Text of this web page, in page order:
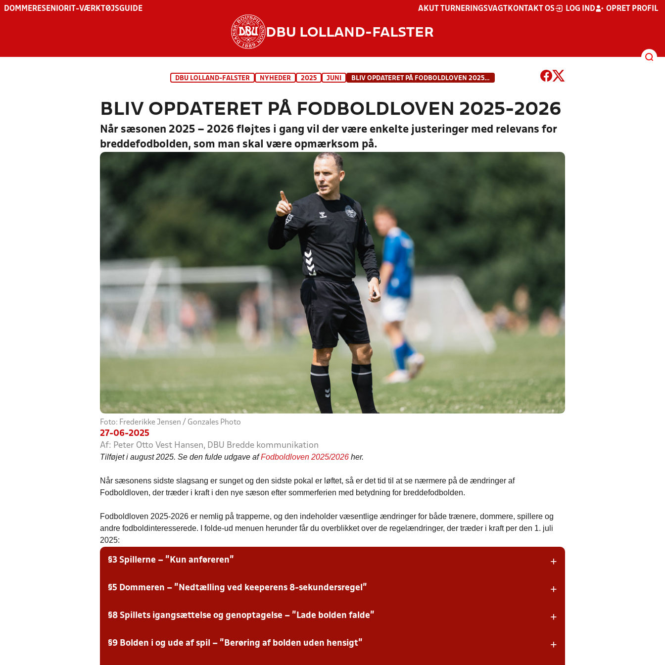
DOMMERESENIOR IT-VÆRKTØJSGUIDE AKUT TURNERINGSVAGT KONTAKT OS LOG IND OPRET PROFIL
DBU LOLLAND-FALSTER
DBU LOLLAND-FALSTER NYHEDER 2025 JUNI BLIV OPDATERET PÅ FODBOLDLOVEN 2025-2026
BLIV OPDATERET PÅ FODBOLDLOVEN 2025-2026
Når sæsonen 2025 – 2026 fløjtes i gang vil der være enkelte justeringer med relevans for
breddefodbolden, som man skal være opmærksom på.
Foto: Frederikke Jensen / Gonzales Photo
27-06-2025
Af: Peter Otto Vest Hansen, DBU Bredde kommunikation
Tilføjet i august 2025. Se den fulde udgave afFodboldloven 2025/2026 her.
Når sæsonens sidste slagsang er sunget og den sidste pokal er løftet, så er det tid til at se nærmere på de ændringer af
Fodboldloven, der træder i kraft i den nye sæson efter sommerferien med betydning for breddefodbolden.
Fodboldloven 2025-2026 er nemlig på trapperne, og den indeholder væsentlige ændringer for både trænere, dommere, spillere og
andre fodboldinteresserede. I folde-ud menuen herunder får du overblikket over de regelændringer, der træder i kraft per den 1. juli
2025:
§3 Spillerne – ”Kun anføreren” +
For at beskytte dommeren og styrke adfærden på og omkring fodboldbanen indeholder den nye version af fodboldloven en øget beskyttelse af
tildeles advarsler, hvis de kommer indenfor 4 meter af dommeren:
§5 Dommeren – ”Nedtælling ved keeperens 8-sekundersregel” +
Som noget nyt skal dommeren vise og klart tælle ned de sidste 5 sekunder af den otte-sekunders begrænsning, som en keeper højest må holde
§8 Spillets igangsættelse og genoptagelse – ”Lade bolden falde” +
Ændring vedr. ”Lade bolden falde”. Dommeren skal lade bolden falde således:
§9 Bolden i og ude af spil – ”Berøring af bolden uden hensigt” +